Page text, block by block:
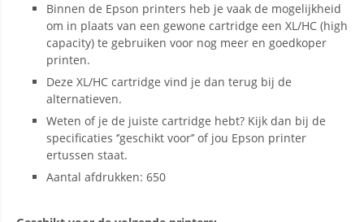
Binnen de Epson printers heb je vaak de mogelijkheid
om in plaats van een gewone cartridge een XL/HC (high
capacity) te gebruiken voor nog meer en goedkoper
printen.
Deze XL/HC cartridge vind je dan terug bij de
alternatieven.
Weten of je de juiste cartridge hebt? Kijk dan bij de
specificaties ‘’geschikt voor’’ of jou Epson printer
ertussen staat.
Aantal afdrukken: 650